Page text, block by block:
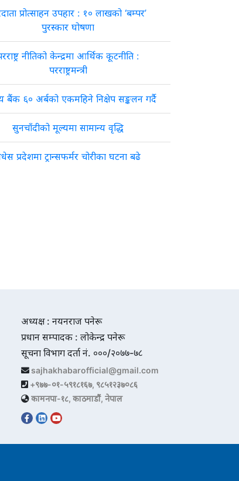
प्रोत्साहन उपहार : १० लाखको ‘बम्पर’
पुरस्कार घोषणा
नीतिको केन्द्रमा आर्थिक कूटनीति :
परराष्ट्रमन्त्री
बैंक ६० अर्बको एकमहिने निक्षेप सङ्कलन गर्दै
सुनचाँदीको मूल्यमा सामान्य वृद्धि
प्रदेशमा ट्रान्सफर्मर चोरीका घटना बढे
अध्यक्ष : नयनराज पनेरू
प्रधान सम्पादक : लोकेन्द्र पनेरू
सूचना विभाग दर्ता नं. ०००/२०७७-७८
sajhakhabarofficial@gmail.com
+९७७-०१-५९१८१६७, ९८५१२३७०८६
कामनपा-१८, काठमाडौं, नेपाल